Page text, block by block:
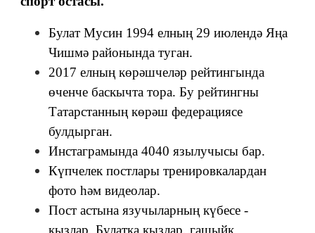
Булат Мусин 1994 елның 29 июлендә Яңа
Чишмә районында туган.
2017 елның көрәшчеләр рейтингында
өченче баскычта тора. Бу рейтингны
Татарстанның көрәш федерациясе
булдырган.
Инстаграмында 4040 язылучысы бар.
Күпчелек постлары тренировкалардан
фото һәм видеолар.
Пост астына язучыларның күбесе -
кызлар. Булатка кызлар, гашыйк